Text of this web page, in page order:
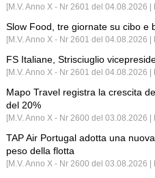
[M.V. Anno X - Nr 2601 del 04.08.2026
Slow Food, tre giornate su cibo e
[M.V. Anno X - Nr 2601 del 04.08.2026 |
FS Italiane, Strisciuglio
[M.V. Anno X - Nr 2601 del 04.08.2026 |
Mapo Travel registra la crescita
del 20%
[M.V. Anno X - Nr 2600 del 03.08.2026 |
TAP Air Portugal adotta una
peso della flotta
[M.V. Anno X - Nr 2600 del 03.08.2026